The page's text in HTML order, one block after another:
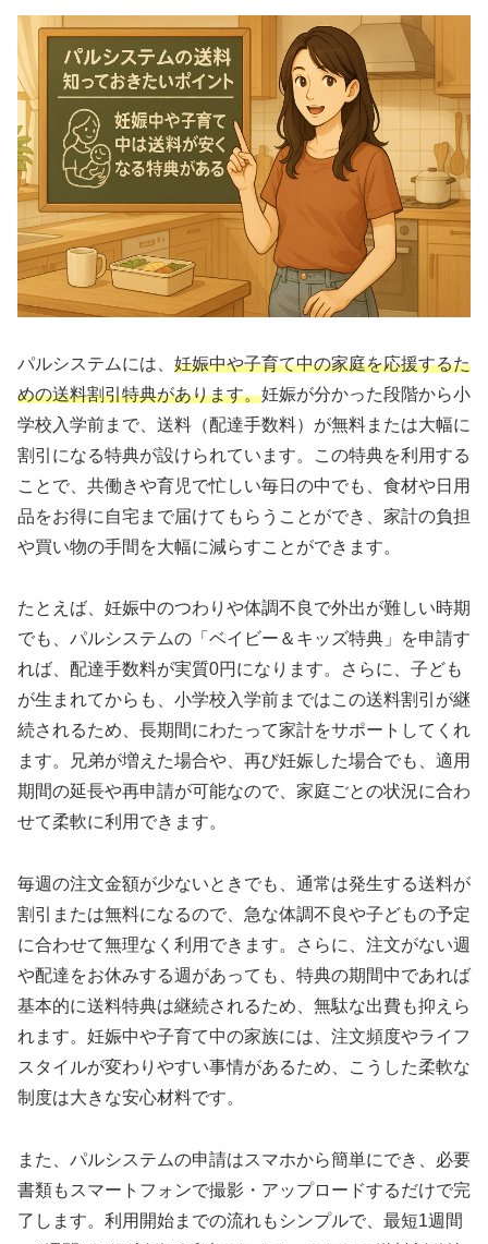
パルシステムには、 妊娠中や子育て中の家庭を応援するた
めの送料割引特典があります。妊娠が分かった段階から小
学校入学前まで、送料（配達手数料）が無料または大幅に
割引になる特典が設けられています。この特典を利用する
ことで、共働きや育児で忙しい毎日の中でも、食材や日用
品をお得に自宅まで届けてもらうことができ、家計の負担
や買い物の手間を大幅に減らすことができます。
たとえば、妊娠中のつわりや体調不良で外出が難しい時期
でも、パルシステムの「ベイビー＆キッズ特典」を申請す
れば、配達手数料が実質0円になります。さらに、子ども
が生まれてからも、小学校入学前まではこの送料割引が継
続されるため、長期間にわたって家計をサポートしてくれ
ます。兄弟が増えた場合や、再び妊娠した場合でも、適用
期間の延長や再申請が可能なので、家庭ごとの状況に合わ
せて柔軟に利用できます。
毎週の注文金額が少ないときでも、通常は発生する送料が
割引または無料になるので、急な体調不良や子どもの予定
に合わせて無理なく利用できます。さらに、注文がない週
や配達をお休みする週があっても、特典の期間中であれば
基本的に送料特典は継続されるため、無駄な出費も抑えら
れます。妊娠中や子育て中の家族には、注文頻度やライフ
スタイルが変わりやすい事情があるため、こうした柔軟な
制度は大きな安心材料です。
また、パルシステムの申請はスマホから簡単にでき、必要
書類もスマートフォンで撮影・アップロードするだけで完
了します。利用開始までの流れもシンプルで、最短1週間